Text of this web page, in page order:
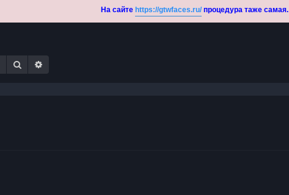
На сайте https://gtwfaces.ru/процедура таже самая.
Поиск